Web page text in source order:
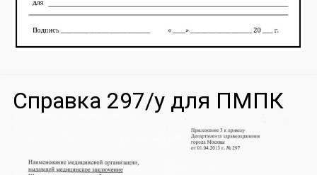
Справка 297/у для ПМПК